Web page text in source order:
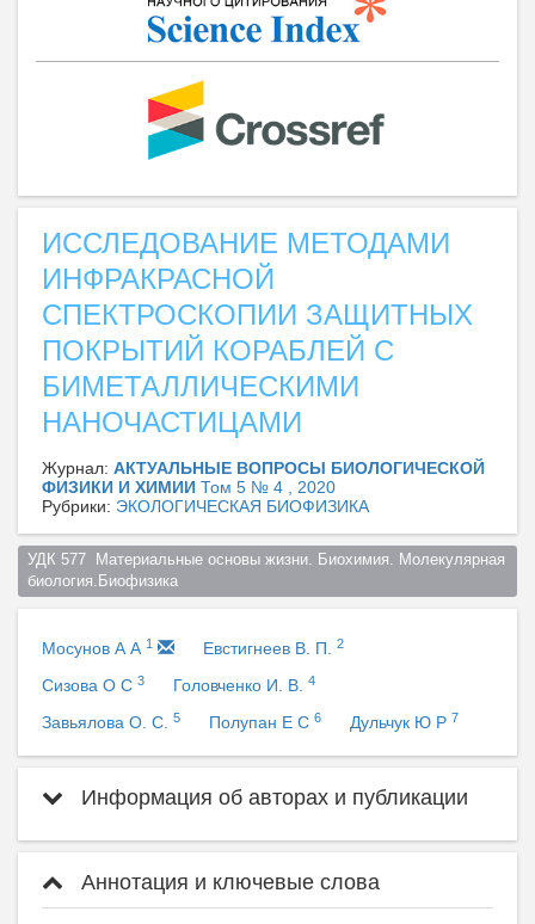
ИССЛЕДОВАНИЕ МЕТОДАМИ
ИНФРАКРАСНОЙ
СПЕКТРОСКОПИИ ЗАЩИТНЫХ
ПОКРЫТИЙ КОРАБЛЕЙ С
БИМЕТАЛЛИЧЕСКИМИ
НАНОЧАСТИЦАМИ
Журнал: АКТУАЛЬНЫЕ ВОПРОСЫ БИОЛОГИЧЕСКОЙ
ФИЗИКИ И ХИМИИ Том 5 № 4 , 2020
Рубрики: ЭКОЛОГИЧЕСКАЯ БИОФИЗИКА
УДК 577  Материальные основы жизни. Биохимия. Молекулярная
биология.Биофизика
Мосунов А А 1 Евстигнеев В. П. 2
Сизова О С 3 Головченко И. В. 4
Завьялова О. С. 5 Полупан Е С 6 Дульчук Ю Р 7
Информация об авторах и публикации
Аннотация и ключевые слова